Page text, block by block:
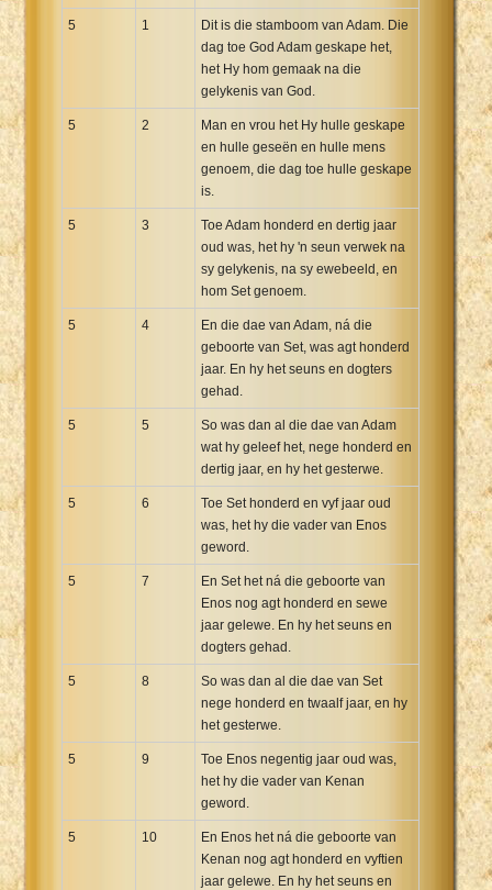
5 1
Dit is die stamboom van Adam. Die
dag toe God Adam geskape het,
het Hy hom gemaak na die
gelykenis van God.
5 2
Man en vrou het Hy hulle geskape
en hulle geseën en hulle mens
genoem, die dag toe hulle geskape
is.
5 3
Toe Adam honderd en dertig jaar
oud was, het hy 'n seun verwek na
sy gelykenis, na sy ewebeeld, en
hom Set genoem.
5 4
En die dae van Adam, ná die
geboorte van Set, was agt honderd
jaar. En hy het seuns en dogters
gehad.
5 5
So was dan al die dae van Adam
wat hy geleef het, nege honderd en
dertig jaar, en hy het gesterwe.
5 6
Toe Set honderd en vyf jaar oud
was, het hy die vader van Enos
geword.
5 7
En Set het ná die geboorte van
Enos nog agt honderd en sewe
jaar gelewe. En hy het seuns en
dogters gehad.
5 8
So was dan al die dae van Set
nege honderd en twaalf jaar, en hy
het gesterwe.
5 9
Toe Enos negentig jaar oud was,
het hy die vader van Kenan
geword.
5 10
En Enos het ná die geboorte van
Kenan nog agt honderd en vyftien
jaar gelewe. En hy het seuns en